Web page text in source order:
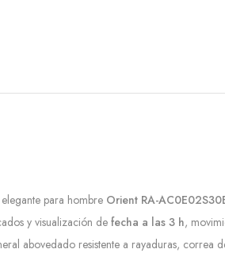
para hombre Orient RA-
y visualización de fecha a las 3 h,
abovedado resistente a rayaduras, correa